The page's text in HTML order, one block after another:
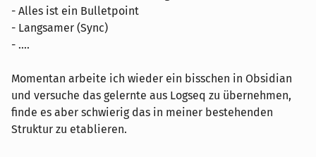
- Alles ist ein Bulletpoint
- Langsamer (Sync)
- ....
Momentan arbeite ich wieder ein bisschen in Obsidian
und versuche das gelernte aus Logseq zu übernehmen,
finde es aber schwierig das in meiner bestehenden
Struktur zu etablieren.